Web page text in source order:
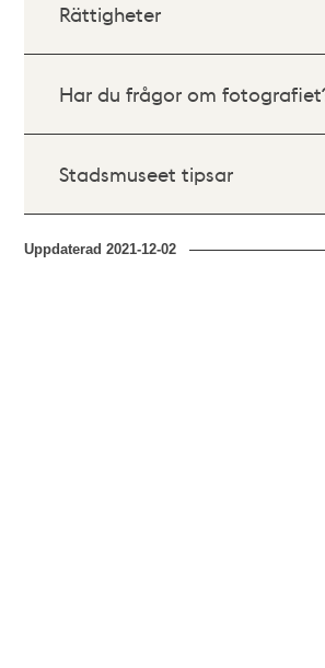
Rättigheter
Har du frågor om
Stadsmuseet tipsar
Uppdaterad2021-12-02